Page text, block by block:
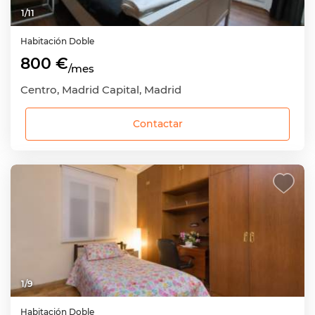
1/11
Habitación Doble
800 €/mes
Centro, Madrid Capital, Madrid
Contactar
1/9
Habitación Doble